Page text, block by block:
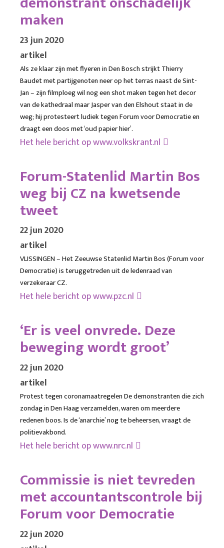
maken
23 jun 2020
artikel
Als ze klaar zijn met flyeren in Den Bosch strijkt Thierry
Baudet met partijgenoten neer op het terras naast de Sint-
Jan – zijn filmploeg wil nog een shot maken tegen het decor
van de kathedraal maar Jasper van den Elshout staat in de
weg; hij protesteert ludiek tegen Forum voor Democratie en
draagt een doos met ‘oud papier hier’.
Het hele bericht opwww.volkskrant.nl
Forum-Statenlid Martin Bos
weg bij CZ na kwetsende
tweet
22 jun 2020
artikel
VLISSINGEN – Het Zeeuwse Statenlid Martin Bos (Forum voor
Democratie) is teruggetreden uit de ledenraad van
verzekeraar CZ.
Het hele bericht opwww.pzc.nl
‘Er is veel onvrede. Deze
beweging wordt groot’
22 jun 2020
artikel
Protest tegen coronamaatregelen De demonstranten die zich
zondag in Den Haag verzamelden, waren om meerdere
redenen boos. Is de ‘anarchie’ nog te beheersen, vraagt de
politievakbond.
Het hele bericht opwww.nrc.nl
Commissie is niet tevreden
met accountantscontrole bij
Forum voor Democratie
22 jun 2020